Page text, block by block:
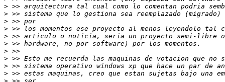
>
>
>
>
>
>
>
>
>
>